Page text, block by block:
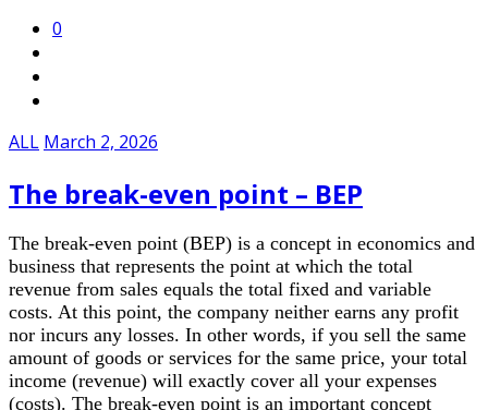
0
ALL March 2, 2026
The break-even point – BEP
The break-even point (BEP) is a concept in economics and
business that represents the point at which the total
revenue from sales equals the total fixed and variable
costs. At this point, the company neither earns any profit
nor incurs any losses. In other words, if you sell the same
amount of goods or services for the same price, your total
income (revenue) will exactly cover all your expenses
(costs). The break-even point is an important concept